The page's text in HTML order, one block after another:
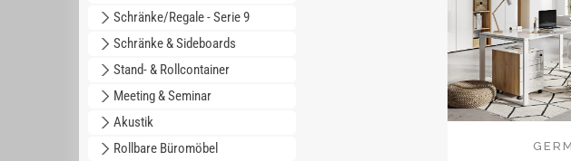
Schränke/Regale - Serie 9
Schränke & Sideboards
Stand- & Rollcontainer
Meeting & Seminar
Akustik
Rollbare Büromöbel